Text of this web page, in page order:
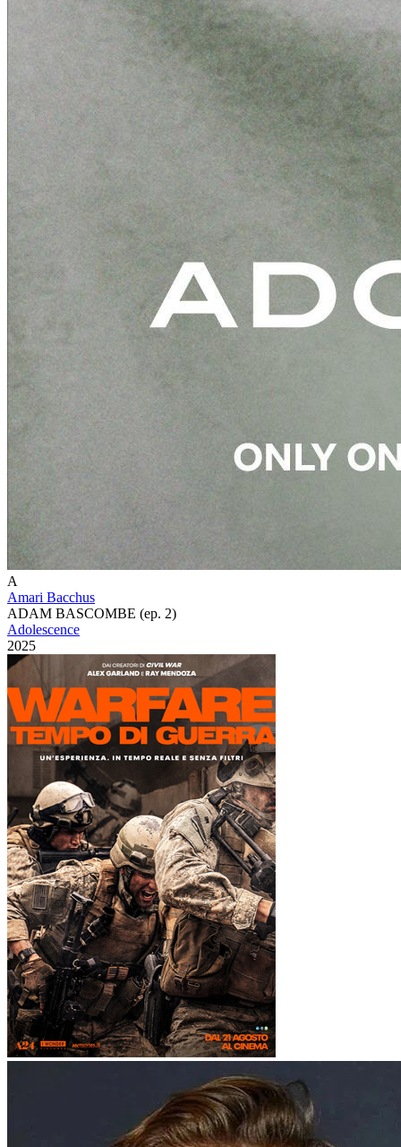
A
Amari Bacchus
ADAM BASCOMBE (ep. 2)
Adolescence
2025